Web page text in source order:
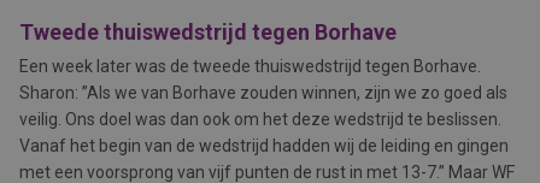
Tweede thuiswedstrijd tegen Borhave
Een week later was de tweede thuiswedstrijd tegen Borhave.
Sharon: ”Als we van Borhave zouden winnen, zijn we zo goed als
veilig. Ons doel was dan ook om het deze wedstrijd te beslissen.
Vanaf het begin van de wedstrijd hadden wij de leiding en gingen
met een voorsprong van vijf punten de rust in met 13-7.” Maar WF